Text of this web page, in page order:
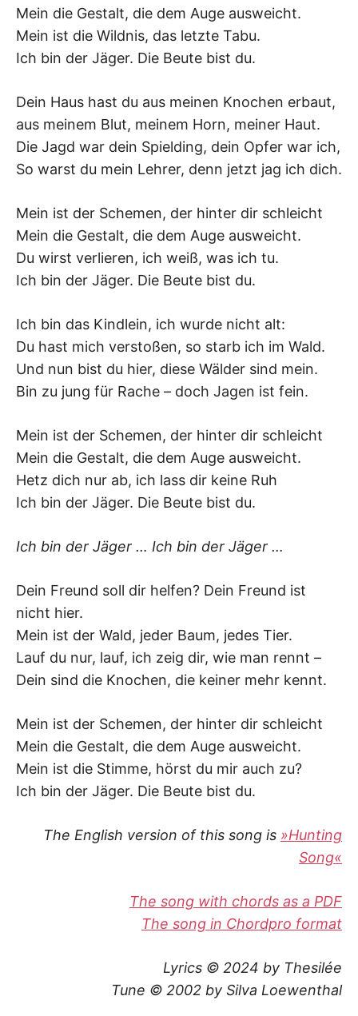
Mein die Gestalt, die dem Auge ausweicht.
Mein ist die Wildnis, das letzte Tabu.
Ich bin der Jäger. Die Beute bist du.
Dein Haus hast du aus meinen Knochen erbaut,
aus meinem Blut, meinem Horn, meiner Haut.
Die Jagd war dein Spielding, dein Opfer war ich,
So warst du mein Lehrer, denn jetzt jag ich dich.
Mein ist der Schemen, der hinter dir schleicht
Mein die Gestalt, die dem Auge ausweicht.
Du wirst verlieren, ich weiß, was ich tu.
Ich bin der Jäger. Die Beute bist du.
Ich bin das Kindlein, ich wurde nicht alt:
Du hast mich verstoßen, so starb ich im Wald.
Und nun bist du hier, diese Wälder sind mein.
Bin zu jung für Rache – doch Jagen ist fein.
Mein ist der Schemen, der hinter dir schleicht
Mein die Gestalt, die dem Auge ausweicht.
Hetz dich nur ab, ich lass dir keine Ruh
Ich bin der Jäger. Die Beute bist du.
Ich bin der Jäger … Ich bin der Jäger …
Dein Freund soll dir helfen? Dein Freund ist
nicht hier.
Mein ist der Wald, jeder Baum, jedes Tier.
Lauf du nur, lauf, ich zeig dir, wie man rennt –
Dein sind die Knochen, die keiner mehr kennt.
Mein ist der Schemen, der hinter dir schleicht
Mein die Gestalt, die dem Auge ausweicht.
Mein ist die Stimme, hörst du mir auch zu?
Ich bin der Jäger. Die Beute bist du.
The English version of this song is »Hunting
Song«
The song with chords as a PDF
The song in Chordpro format
Lyrics © 2024 by Thesilée
Tune © 2002 by Silva Loewenthal